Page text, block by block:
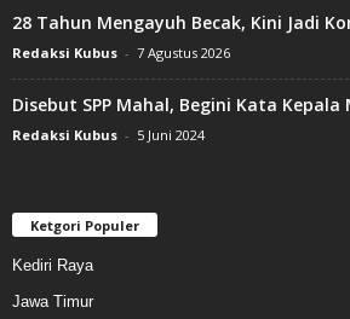
28 Tahun Mengayuh Becak, Kini Jadi
Redaksi Kubus - 7 Agustus 2026
Disebut SPP Mahal, Begini Kata Kepala
Redaksi Kubus - 5 Juni 2024
Ketgori Populer
Kediri Raya
Jawa Timur